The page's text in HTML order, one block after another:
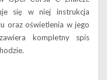
się w niej instrukcja
oraz oświetlenia w jego
kompletny spis